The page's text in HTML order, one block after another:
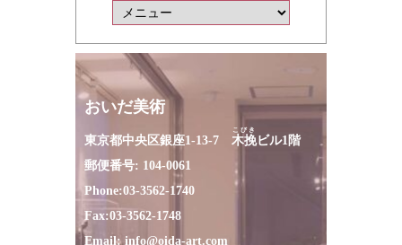
おいだ美術
東京都中央区銀座1-13-7 木挽
こびき
ビル1階
郵便番号: 104-0061
Phone:03-3562-1740
Fax:03-3562-1748
Email: info@oida-art.com